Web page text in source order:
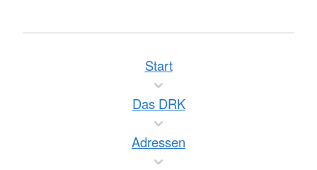
Start
Das DRK
Adressen